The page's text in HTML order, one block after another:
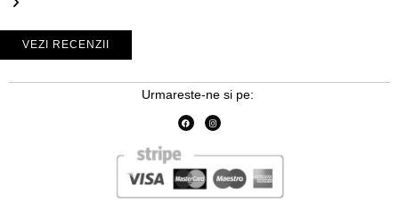
VEZI RECENZII
Urmareste-ne si pe: